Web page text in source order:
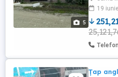
5
19 iunie
Țap